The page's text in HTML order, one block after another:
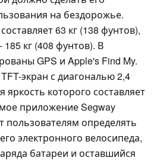
на бездорожье.
63 кг (138 фунтов),
кг (408 фунтов). В
GPS и Apple's Find My.
экран с диагональю 2,4
которого составляет
приложение Segway
пользователям определять
электронного велосипеда,
батареи и оставшийся